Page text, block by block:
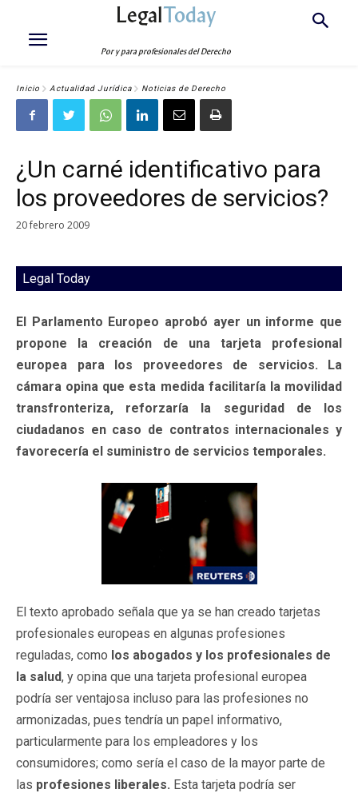
LegalToday
Por y para profesionales del Derecho
Inicio Actualidad Jurídica Noticias de Derecho
¿Un carné identificativo para
los proveedores de servicios?
20 febrero 2009
Legal Today
El Parlamento Europeo aprobó ayer un informe que
propone la creación de una tarjeta profesional
europea para los proveedores de servicios. La
cámara opina que esta medida facilitaría la movilidad
transfronteriza, reforzaría la seguridad de los
ciudadanos en caso de contratos internacionales y
favorecería el suministro de servicios temporales.
El texto aprobado señala que ya se han creado tarjetas
profesionales europeas en algunas profesiones
reguladas, como los abogados y los profesionales de
la salud, y opina que una tarjeta profesional europea
podría ser ventajosa incluso para las profesiones no
armonizadas, pues tendría un papel informativo,
particularmente para los empleadores y los
consumidores; como sería el caso de la mayor parte de
las profesiones liberales. Esta tarjeta podría ser